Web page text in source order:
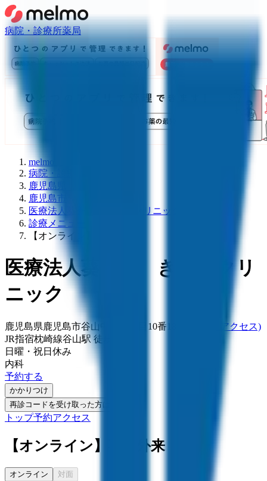
病院・診療所薬局
melmo
病院・診療所をさがす
鹿児島県
鹿児島市
医療法人葵蒼会 きやまクリニック
診療メニュー
【オンライン】再診外来
医療法人葵蒼会 きやまクリ
ニック
鹿児島県鹿児島市谷山中央一丁目10番18号
(地図・アクセス)
JR指宿枕崎線谷山駅 徒歩
日曜・祝日 休み
内科
予約する
かかりつけ
再診コードを受け取った方はこちら
トップ予約アクセス
【オンライン】再診外来
オンライン 対面